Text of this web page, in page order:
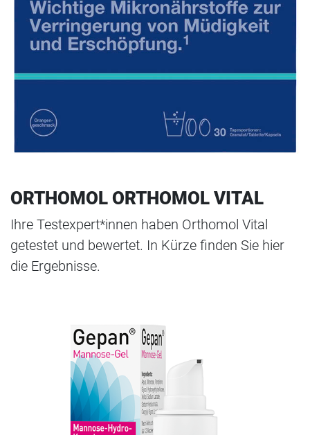
ORTHOMOL ORTHOMOL VITAL
Ihre Testexpert*innen haben Orthomol Vital
getestet und bewertet. In Kürze finden Sie hier
die Ergebnisse.